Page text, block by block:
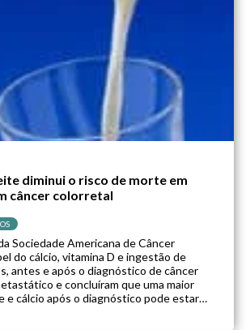
diminui o risco de morte em
câncer colorretal
Sociedade Americana de Câncer
do cálcio, vitamina D e ingestão de
antes e após o diagnóstico de câncer
e concluíram que uma maior
e cálcio após o diagnóstico pode estar